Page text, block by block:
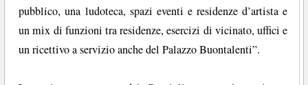
pubblico, una ludoteca, spazi eventi e residenze d’artista e
un mix di funzioni tra residenze, esercizi di vicinato, uffici e
un ricettivo a servizio anche del Palazzo Buontalenti”.